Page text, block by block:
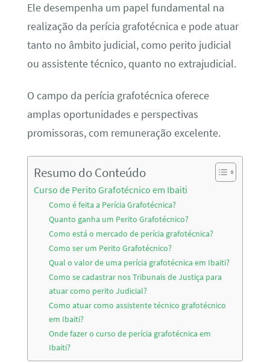
Ele desempenha um papel fundamental na
realização da perícia grafotécnica e pode atuar
tanto no âmbito judicial, como perito judicial
ou assistente técnico, quanto no extrajudicial.
O campo da perícia grafotécnica oferece
amplas oportunidades e perspectivas
promissoras, com remuneração excelente.
Resumo do Conteúdo
Curso de Perito Grafotécnico em Ibaiti
Como é feita a Perícia Grafotécnica?
Quanto ganha um Perito Grafotécnico?
Como está o mercado de perícia grafotécnica?
Como ser um Perito Grafotécnico?
Qual o valor de uma perícia grafotécnica em Ibaiti?
Como se cadastrar nos Tribunais de Justiça para
atuar como perito Judicial?
Como atuar como assistente técnico grafotécnico
em Ibaiti?
Onde fazer o curso de perícia grafotécnica em
Ibaiti?